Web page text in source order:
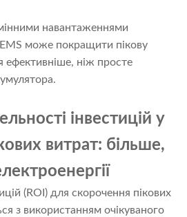
навантаженнями
EMS може покращити пікову
ефективніше, ніж просте
інвестицій у
витрат: більше,
(ROI) для скорочення пікових
з використанням очікуваного